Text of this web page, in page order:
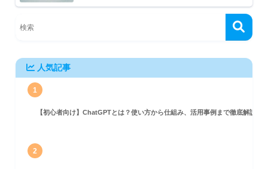
人気記事
1
【初心者向け】ChatGPTとは？使い方から仕組み、活用事例まで徹底解説
2